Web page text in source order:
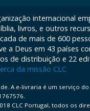
internacional
livros, e outros
de mais de 600
a Deus em 43 países
de distribuição e 22
da missão CLC
A e-livraria é um serviço
CLC Portugal, todos os